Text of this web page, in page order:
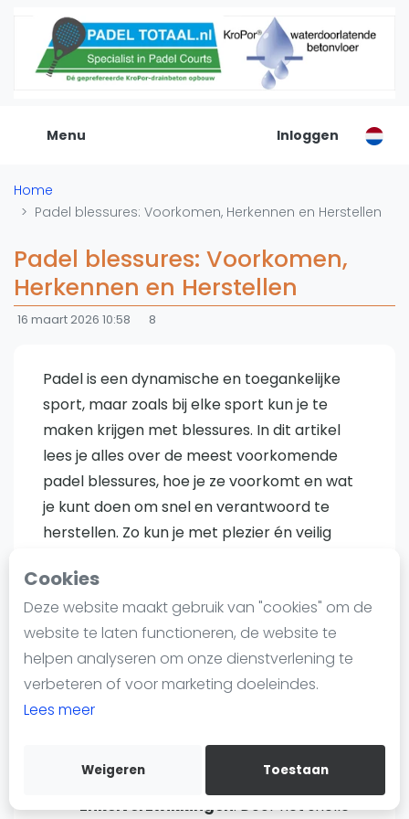
Cookies
Deze website maakt gebruik van "cookies" om de
website te laten functioneren, de website te
helpen analyseren om onze dienstverlening te
verbeteren of voor marketing doeleindes.
Lees meer
Weigeren Toestaan
Menu
De Padel Gids
Alle padel locaties
Organisatie
Banenbouwers
Overige categorien
Reserveringssystemen
Padelscholen
Toevoegen data
Laatste updates
Forum
Nieuws
Blog artikelen
Vragen over padel
Overige
Informatie
Over ons
Contact
Adverteren
Insights
WhatsApp
Join WhatsApp Community
Inloggen
Home
Padel blessures: Voorkomen, Herkennen en Herstellen
Padel blessures: Voorkomen,
Herkennen en Herstellen
16 maart 2026 10:58 8
Padel is een dynamische en toegankelijke
sport, maar zoals bij elke sport kun je te
maken krijgen met blessures. In dit artikel
lees je alles over de meest voorkomende
padel blessures, hoe je ze voorkomt en wat
je kunt doen om snel en verantwoord te
herstellen. Zo kun je met plezier én veilig
Welke blessures komen vaak
voor bij padel?
Padel is relatief veilig, maar de snelle
bewegingen en draaiacties zorgen ervoor
Enkelverzwikkingen: Door het snelle